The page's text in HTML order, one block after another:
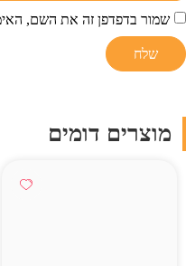
שמור בדפדפן זה את השם,
מוצרים דומים